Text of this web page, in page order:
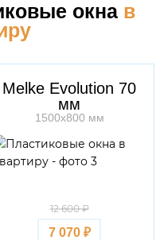
окна в
Melke Evolution 70
мм
1500х800 мм
12 600 ₽
7 070 ₽